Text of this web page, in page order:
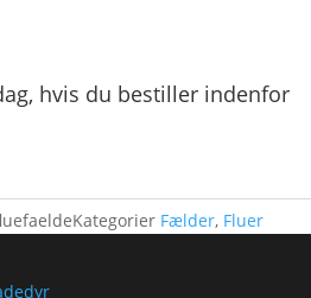
hvis du bestiller indenfor
Kategorier Fælder, Fluer